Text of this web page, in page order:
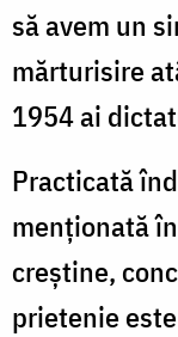
să avem un
mărturisire
1954 ai
Practicată
menționată
creștine,
prietenie